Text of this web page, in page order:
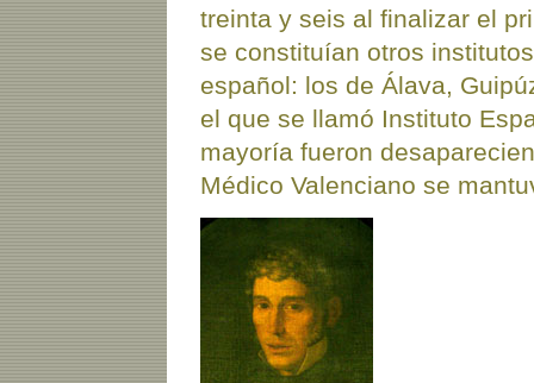
treinta y seis al finalizar el
se constituían otros
español: los de Álava,
el que se llamó Instituto
mayoría fueron
Médico Valenciano se